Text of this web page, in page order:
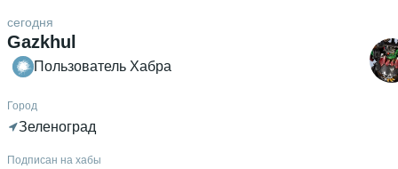
Gazkhul
сегодня
Пользователь Хабра
Город
Зеленоград
Подписан на хабы